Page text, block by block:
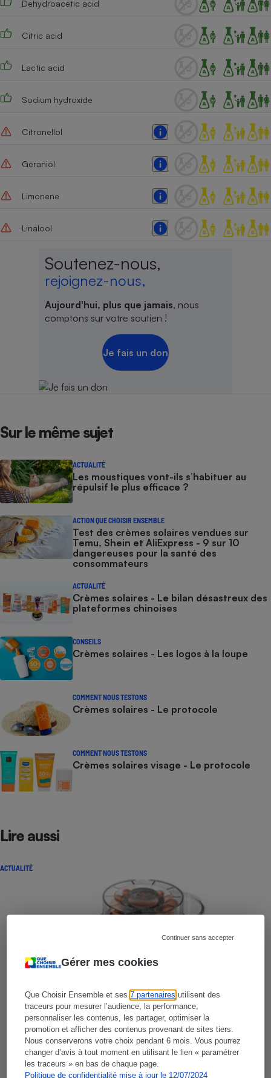
Gérer mes cookies
Que Choisir Ensemble et ses7 partenaires utilisent des
traceurs pour mesurer l’audience, la performance,
personnaliser les contenus, les partager, optimiser la
promotion et afficher des contenus provenant de sites tiers.
Nous conserverons votre choix pendant 6 mois. Vous pourrez
changer d’avis à tout moment en utilisant le lien « paramétrer
les traceurs » en bas de chaque page.
Politique de confidentialité mise à jour le 12/07/2024
Continuer sans accepter
Dehydroacetic acid
Citric acid
Lactic acid
Sodium hydroxide
Citronellol
Geraniol
Limonene
Linalool
Soutenez-nous,
rejoignez-nous,
Aujourd'hui, plus que jamais, nous
comptons sur votre soutien !
Je fais un don
Sur le même sujet
ACTUALITÉ
Les moustiques vont-ils s’habituer au
répulsif le plus efficace ?
ACTION QUE CHOISIR ENSEMBLE
Test des crèmes solaires vendues sur
Temu, Shein et AliExpress - 9 sur 10
dangereuses pour la santé des
consommateurs
ACTUALITÉ
Crèmes solaires - Le bilan désastreux des
plateformes chinoises
CONSEILS
Crèmes solaires - Les logos à la loupe
COMMENT NOUS TESTONS
Crèmes solaires - Le protocole
COMMENT NOUS TESTONS
Crèmes solaires visage - Le protocole
Lire aussi
ACTUALITÉ